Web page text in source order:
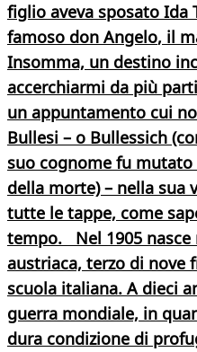
figlio aveva sposato Ida
famoso don Angelo, il
Insomma, un destino
accerchiarmi da più
un appuntamento cui
Bullesi – o Bullessich
suo cognome fu
della morte) – nella sua
tutte le tappe, come
tempo. Nel 1905 nasce
austriaca, terzo di nove
scuola italiana. A dieci
guerra mondiale, in
dura condizione di